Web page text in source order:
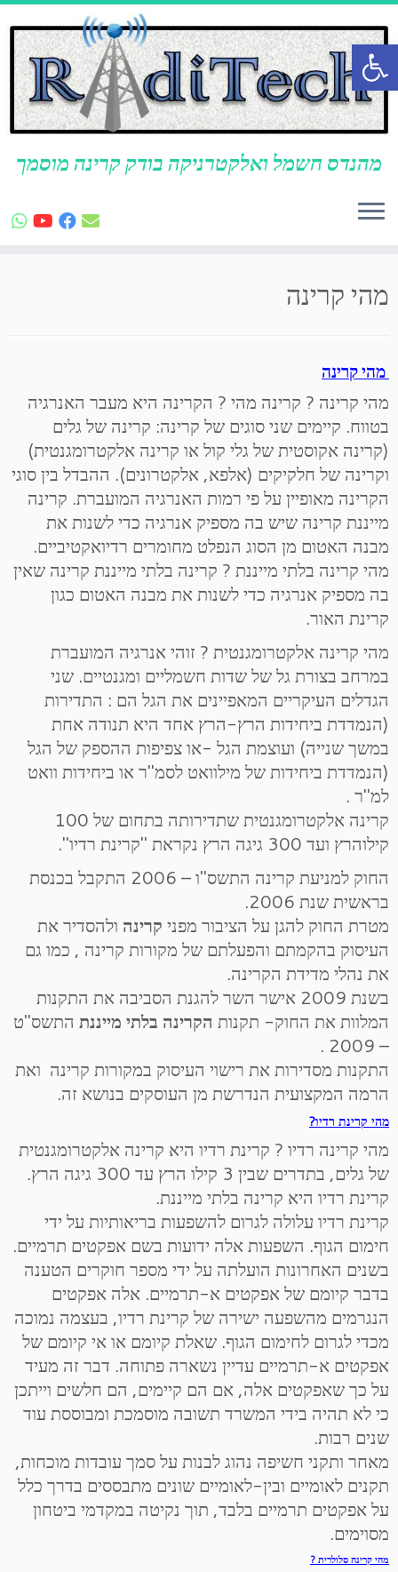
פתח סרגל נגישות
לתוכן
מהנדס חשמל ואלקטרניקה בודק קרינה מוסמך
מהי קרינה
מהי קרינה
מהי קרינה ? קרינה מהי ? הקרינה היא מעבר האנרגיה
בטווח. קיימים שני סוגים של קרינה: קרינה של גלים
(קרינה אקוסטית של גלי קול או קרינה אלקטרומגנטית)
וקרינה של חלקיקים (אלפא, אלקטרונים). ההבדל בין סוגי
הקרינה מאופיין על פי רמות האנרגיה המועברת. קרינה
מייננת קרינה שיש בה מספיק אנרגיה כדי לשנות את
מבנה האטום מן הסוג הנפלט מחומרים רדיואקטיביים.
מהי קרינה בלתי מייננת ? קרינה בלתי מייננת קרינה שאין
בה מספיק אנרגיה כדי לשנות את מבנה האטום כגון
קרינת האור.
מהי קרינה אלקטרומגנטית ? זוהי אנרגיה המועברת
במרחב בצורת גל של שדות חשמליים ומגנטיים. שני
הגדלים העיקריים המאפיינים את הגל הם : התדירות
(הנמדדת ביחידות הרץ-הרץ אחד היא תנודה אחת
במשך שנייה) ועוצמת הגל -או צפיפות ההספק של הגל
(הנמדדת ביחידות של מילוואט לסמ"ר או ביחידות וואט
למ"ר .
קרינה אלקטרומגנטית שתדירותה בתחום של 100
קילוהרץ ועד 300 גיגה הרץ נקראת "קרינת רדיו".
החוק למניעת קרינה התשס"ו – 2006 התקבל בכנסת
בראשית שנת 2006.
מטרת החוק להגן על הציבור מפני קרינה ולהסדיר את
העיסוק בהקמתם והפעלתם של מקורות קרינה , כמו גם
את נהלי מדידת הקרינה.
בשנת 2009 אישר השר להגנת הסביבה את התקנות
המלוות את החוק- תקנות הקרינה בלתי מייננת התשס"ט
– 2009 .
התקנות מסדירות את רישוי העיסוק במקורות קרינה ואת
הרמה המקצועית הנדרשת מן העוסקים בנושא זה.
מהי קרינת רדיו?
מהי קרינה רדיו ? קרינת רדיו היא קרינה אלקטרומגנטית
של גלים, בתדרים שבין 3 קילו הרץ עד 300 גיגה הרץ.
קרינת רדיו היא קרינה בלתי מייננת.
קרינת רדיו עלולה לגרום להשפעות בריאותיות על ידי
חימום הגוף. השפעות אלה ידועות בשם אפקטים תרמיים.
בשנים האחרונות הועלתה על ידי מספר חוקרים הטענה
בדבר קיומם של אפקטים א-תרמיים. אלה אפקטים
הנגרמים מהשפעה ישירה של קרינת רדיו, בעצמה נמוכה
מכדי לגרום לחימום הגוף. שאלת קיומם או אי קיומם של
אפקטים א-תרמיים עדיין נשארה פתוחה. דבר זה מעיד
על כך שאפקטים אלה, אם הם קיימים, הם חלשים וייתכן
כי לא תהיה בידי המשרד תשובה מוסמכת ומבוססת עוד
שנים רבות.
מאחר ותקני חשיפה נהוג לבנות על סמך עובדות מוכחות,
תקנים לאומיים ובין-לאומיים שונים מתבססים בדרך כלל
על אפקטים תרמיים בלבד, תוך נקיטה במקדמי ביטחון
מסוימים.
מהי קרינהסלולרית?